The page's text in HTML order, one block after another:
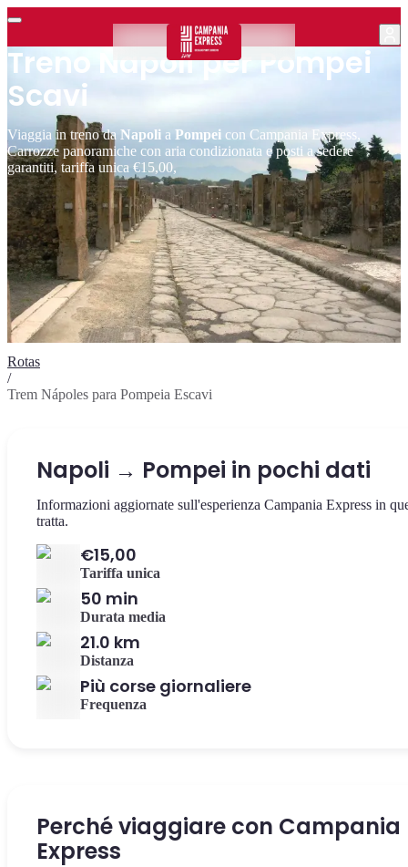
Treno Napoli per Pompei
Scavi
Viaggia in treno da Napoli a Pompei con Campania Express,
Carrozze panoramiche con aria condizionata e posti a sedere
garantiti, tariffa unica €15,00,
Rotas
/
Trem Nápoles para Pompeia Escavi
Napoli → Pompei in pochi dati
Informazioni aggiornate sull'esperienza Campania Express in
tratta.
€15,00
Tariffa unica
50 min
Durata media
21.0 km
Distanza
Più corse giornaliere
Frequenza
Perché viaggiare con Campania
Express